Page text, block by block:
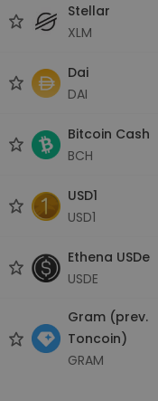
Stellar
XLM
Dai
DAI
Bitcoin Cash
BCH
USD1
USD1
Ethena USDe
USDE
Gram (prev.
Toncoin)
GRAM